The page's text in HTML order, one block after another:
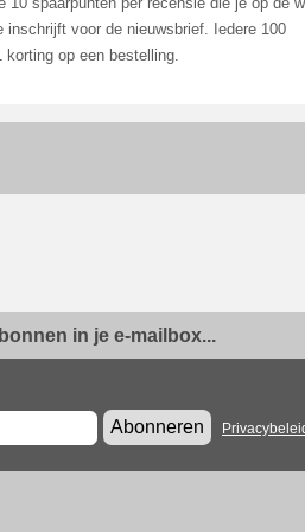
10 spaarpunten per recensie die je op de
inschrijft voor de nieuwsbrief. Iedere 100
korting op een bestelling.
in je e-mailbox...
Abonneren